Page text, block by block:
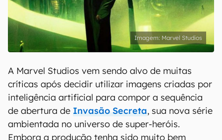
Marvel Studios
A Marvel Studios vem sendo alvo de muitas
críticas após decidir utilizar imagens criadas por
inteligência artificial para compor a sequência
de abertura de Invasão Secreta, sua nova série
ambientada no universo de super-heróis.
Embora a produção tenha sido muito bem